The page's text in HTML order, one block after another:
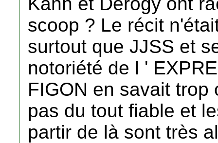
scoop ? Le récit
surtout que JJSS et
notoriété de l '
FIGON en savait
pas du tout fiable et
partir de là sont très